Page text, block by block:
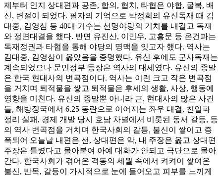
제부터 인지 상대편과 공존, 합의, 협치, 타협은 야합, 굴복, 배
신, 변절이 되었다. 필자의 기억으로 박정희의 유신독재 때 김
대중, 김영삼 등 40대 기수는 선명야당의 기치를 내걸고 독재
와 정면대결을 했다. 반면 유진산, 이민우, 고흥문 등 온건파는
독재정권과 타협을 통해 야당의 명맥을 잇고자 했다. 역사는
김대중, 김영삼이 옳았음을 증명했다. 유신 후에도 군사독재는
계속되었으나 문민정부 등장은 역사의 대세였다. 유신의 종말
은 한국 현대사의 변곡점이다. 역사는 이런 크고 작은 변곡점
을 거치며 퇴적물을 쌓고 퇴적물은 후세의 생활, 사상, 행동에
영향을 미친다. 유신의 종말뿐 아니라 근, 현대사의 많은 사건
들, 해방정국에서 6.25 동란으로 이어지는 좌우 대결, 친일파
정리 실패, 경제 개발 당시 호남 차별에서 비롯된 동서 갈등, 등
의 역사 변곡점을 거치며 한국사회의 갈등, 불신이 쌓이고 증
폭되어 오늘날 내편은 선, 상대편은 악, 내 주장은 옳고 상대편
주장은 틀렸다고 몰아붙여 아예 대화가 안되고 극단으로 몰아
간다. 한국사회가 겪어온 격동의 세월 속에서 켜켜이 쌓여온
불신, 반목, 갈등이 가시적으로 눈에 들어오고 피부를 느끼게